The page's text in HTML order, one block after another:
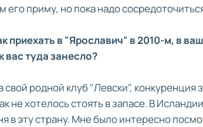
его приму, но пока надо
приехать в "Ярославич" в 2010-м, в
вас туда занесло?
свой родной клуб "Левски",
не хотелось стоять в запасе. В
в эту страну. Мне было интересно